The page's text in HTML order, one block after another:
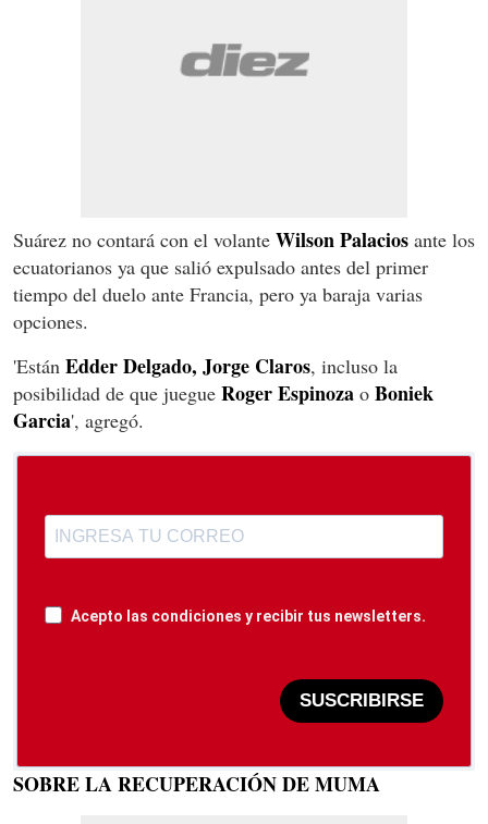
Suárez no contará con el volante Wilson Palacios ante los
ecuatorianos ya que salió expulsado antes del primer
tiempo del duelo ante Francia, pero ya baraja varias
opciones.
'Están Edder Delgado, Jorge Claros, incluso la
posibilidad de que juegue Roger Espinoza o Boniek
Garcia', agregó.
Acepto las condiciones y recibir tus newsletters.
SUSCRIBIRSE
SOBRE LA RECUPERACIÓN DE MUMA